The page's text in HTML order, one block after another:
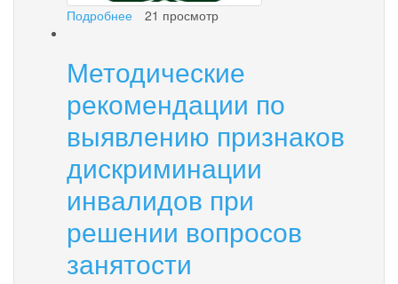
Подробнее
–
Международный
день
гражданской
обороны
21 просмотр
Методические
рекомендации по
выявлению признаков
дискриминации
инвалидов при
решении вопросов
занятости